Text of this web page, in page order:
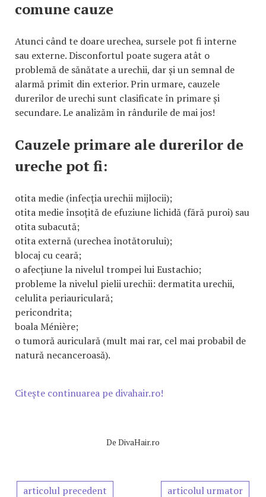
comune cauze
Atunci când te doare urechea, sursele pot fi interne
sau externe. Disconfortul poate sugera atât o
problemă de sănătate a urechii, dar și un semnal de
alarmă primit din exterior. Prin urmare, cauzele
durerilor de urechi sunt clasificate în primare și
secundare. Le analizăm în rândurile de mai jos!
Cauzele primare ale durerilor de
ureche pot fi:
otita medie (infecția urechii mijlocii);
otita medie însoțită de efuziune lichidă (fără puroi) sau
otita subacută;
otita externă (urechea înotătorului);
blocaj cu ceară;
o afecțiune la nivelul trompei lui Eustachio;
probleme la nivelul pielii urechii: dermatita urechii,
celulita periauriculară;
pericondrita;
boala Ménière;
o tumoră auriculară (mult mai rar, cel mai probabil de
natură necanceroasă).
Citește continuarea pe divahair.ro!
De DivaHair.ro
articolul precedent articolul urmator